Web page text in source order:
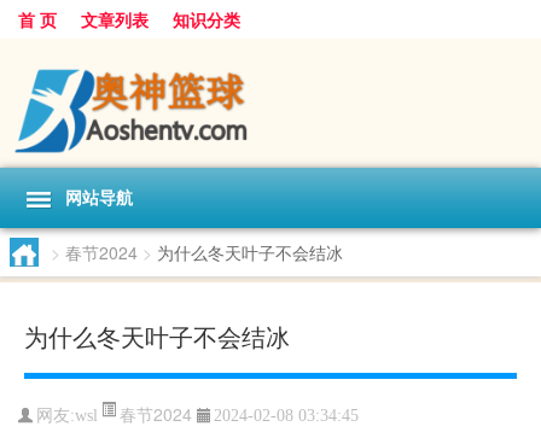
首 页 文章列表 知识分类
网站导航
> 春节2024 > 为什么冬天叶子不会结冰
为什么冬天叶子不会结冰
网友:wsl 春节2024 2024-02-08 03:34:45